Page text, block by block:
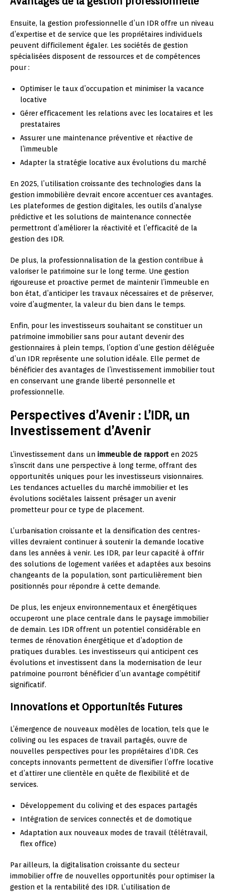
Ensuite, la gestion professionnelle d’un IDR offre un niveau
d’expertise et de service que les propriétaires individuels
peuvent difficilement égaler. Les sociétés de gestion
spécialisées disposent de ressources et de compétences
pour :
Optimiser le taux d’occupation et minimiser la vacance
locative
Gérer efficacement les relations avec les locataires et les
prestataires
Assurer une maintenance préventive et réactive de
l’immeuble
Adapter la stratégie locative aux évolutions du marché
En 2025, l’utilisation croissante des technologies dans la
gestion immobilière devrait encore accentuer ces avantages.
Les plateformes de gestion digitales, les outils d’analyse
prédictive et les solutions de maintenance connectée
permettront d’améliorer la réactivité et l’efficacité de la
gestion des IDR.
De plus, la professionnalisation de la gestion contribue à
valoriser le patrimoine sur le long terme. Une gestion
rigoureuse et proactive permet de maintenir l’immeuble en
bon état, d’anticiper les travaux nécessaires et de préserver,
voire d’augmenter, la valeur du bien dans le temps.
Enfin, pour les investisseurs souhaitant se constituer un
patrimoine immobilier sans pour autant devenir des
gestionnaires à plein temps, l’option d’une gestion déléguée
d’un IDR représente une solution idéale. Elle permet de
bénéficier des avantages de l’investissement immobilier tout
en conservant une grande liberté personnelle et
professionnelle.
Perspectives d’Avenir : L’IDR, un
Investissement d’Avenir
L’investissement dans un immeuble de rapport en 2025
s’inscrit dans une perspective à long terme, offrant des
opportunités uniques pour les investisseurs visionnaires.
Les tendances actuelles du marché immobilier et les
évolutions sociétales laissent présager un avenir
prometteur pour ce type de placement.
L’urbanisation croissante et la densification des centres-
villes devraient continuer à soutenir la demande locative
dans les années à venir. Les IDR, par leur capacité à offrir
des solutions de logement variées et adaptées aux besoins
changeants de la population, sont particulièrement bien
positionnés pour répondre à cette demande.
De plus, les enjeux environnementaux et énergétiques
occuperont une place centrale dans le paysage immobilier
de demain. Les IDR offrent un potentiel considérable en
termes de rénovation énergétique et d’adoption de
pratiques durables. Les investisseurs qui anticipent ces
évolutions et investissent dans la modernisation de leur
patrimoine pourront bénéficier d’un avantage compétitif
significatif.
Innovations et Opportunités Futures
L’émergence de nouveaux modèles de location, tels que le
coliving ou les espaces de travail partagés, ouvre de
nouvelles perspectives pour les propriétaires d’IDR. Ces
concepts innovants permettent de diversifier l’offre locative
et d’attirer une clientèle en quête de flexibilité et de
services.
Développement du coliving et des espaces partagés
Intégration de services connectés et de domotique
Adaptation aux nouveaux modes de travail (télétravail,
flex office)
Par ailleurs, la digitalisation croissante du secteur
immobilier offre de nouvelles opportunités pour optimiser la
gestion et la rentabilité des IDR. L’utilisation de